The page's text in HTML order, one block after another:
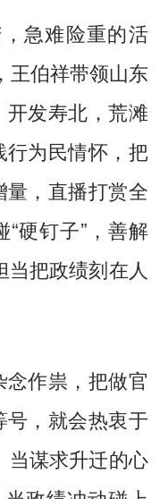
急难险重的活
王伯祥带领山东
发寿北，荒滩
为民情怀，把
，直播打赏全
硬钉子”，善解
当把政绩刻在人
作祟，把做官
，就会热衷于
当谋求升迁的心